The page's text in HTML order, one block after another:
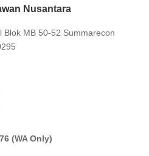
Nusantara
Blok MB 50-52 Summarecon
(WA Only)